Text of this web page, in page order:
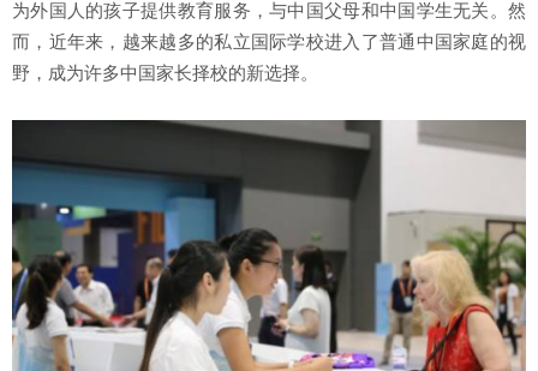
为外国人的孩子提供教育服务，与中国父母和中国学生无关。然
而，近年来，越来越多的私立国际学校进入了普通中国家庭的视
野，成为许多中国家长择校的新选择。